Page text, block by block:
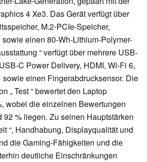
4 Xe3. Das Gerät verfügt über
M.2-PCIe-Speicher,
einen 80-Wh-Lithium-Polymer-
“ verfügt über mehrere USB-
C Power Delivery, HDMI, Wi-Fi 6,
sowie einen Fingerabdrucksensor. Die
„ Test “ bewertet den Laptop
wobei die einzelnen Bewertungen
92 % liegen. Zu seinen Hauptstärken
“, Handhabung, Displayqualität und
die Gaming-Fähigkeiten und die
deutliche Einschränkungen